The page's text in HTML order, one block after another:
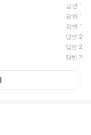
답변 1
답변 1
답변 1
답변 2
답변 2
답변 2